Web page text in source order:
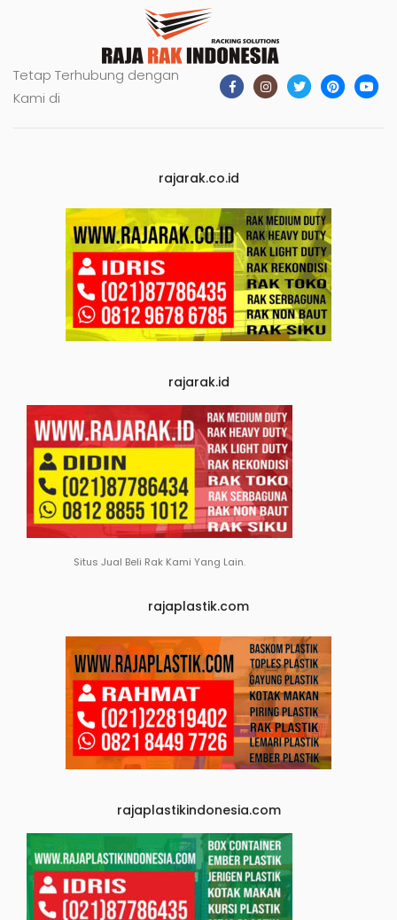
Tetap Terhubung dengan
Kami di
rajarak.co.id
rajarak.id
Situs Jual Beli Rak Kami Yang Lain.
rajaplastik.com
rajaplastikindonesia.com